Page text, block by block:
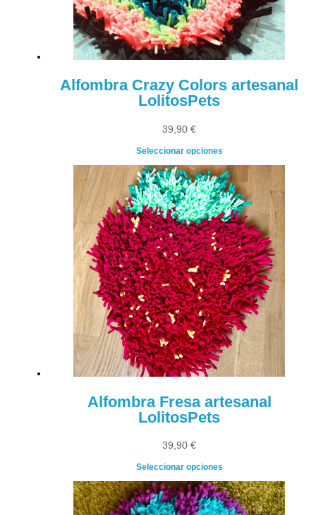
Alfombra Crazy Colors artesanal
LolitosPets
39,90 €
Seleccionar opciones
Alfombra Fresa artesanal
LolitosPets
39,90 €
Seleccionar opciones